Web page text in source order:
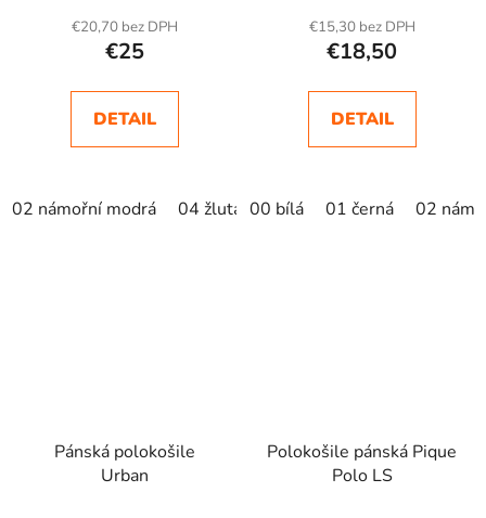
€20,70 bez DPH
€25
DETAIL
02 námořní modrá 04 žlutá 05 královská modrá
€15,30 bez DPH
€18,50
DETAIL
00 bílá 01 černá 02
Pánská polokošile
Urban
Polokošile pánská Pique
Polo LS